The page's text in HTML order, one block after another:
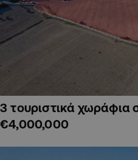
3 τουριστικά χωράφια
€4,000,000